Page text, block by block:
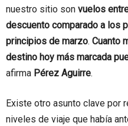
nuestro sitio son vuelos
descuento comparado a los
principios de marzo. Cuanto
destino hoy más marcada
afirma Pérez Aguirre.
Existe otro asunto clave por
niveles de viaje que había